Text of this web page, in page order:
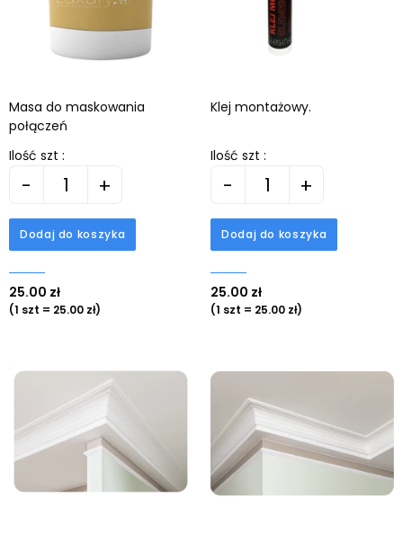
Masa do maskowania
połączeń
Ilość szt :
- +
Dodaj do koszyka
25.00 zł
(1 szt = 25.00 zł)
Klej montażowy.
Ilość szt :
- +
Dodaj do koszyka
25.00 zł
(1 szt = 25.00 zł)